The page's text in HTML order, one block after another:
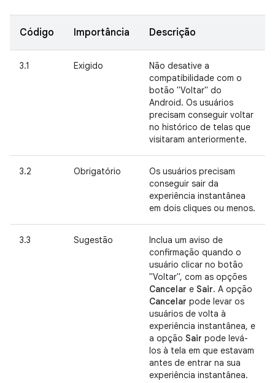
Código Importância Descrição
3.1 Exigido
Não desative a
compatibilidade com o
botão "Voltar" do
Android. Os usuários
precisam conseguir voltar
no histórico de telas que
visitaram anteriormente.
3.2 Obrigatório
Os usuários precisam
conseguir sair da
experiência instantânea
em dois cliques ou menos.
3.3 Sugestão
Inclua um aviso de
confirmação quando o
usuário clicar no botão
"Voltar", com as opções
Cancelar e Sair. A opção
Cancelar pode levar os
usuários de volta à
experiência instantânea, e
a opção Sair pode levá-
los à tela em que estavam
antes de entrar na sua
experiência instantânea.